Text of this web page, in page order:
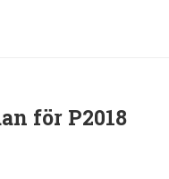
för P2018